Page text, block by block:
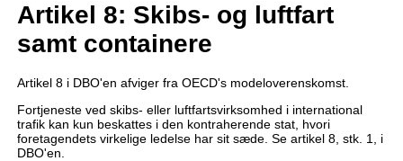
Artikel 8: Skibs- og luftfart
samt containere
Artikel 8 i DBO'en afviger fra OECD's modeloverenskomst.
Fortjeneste ved skibs- eller luftfartsvirksomhed i international
trafik kan kun beskattes i den kontraherende stat, hvori
foretagendets virkelige ledelse har sit sæde. Se artikel 8, stk. 1, i
DBO'en.